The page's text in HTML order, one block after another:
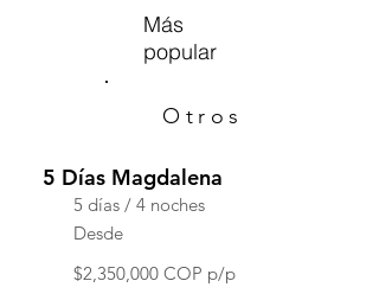
Más
popular
Otros
5 Días Magdalena
5 días / 4 noches
Desde
$2,350,000 COP p/p